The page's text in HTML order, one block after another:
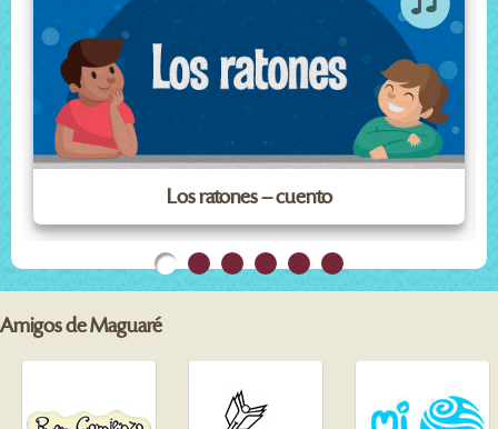
Los ratones – cuento
Amigos de Maguaré